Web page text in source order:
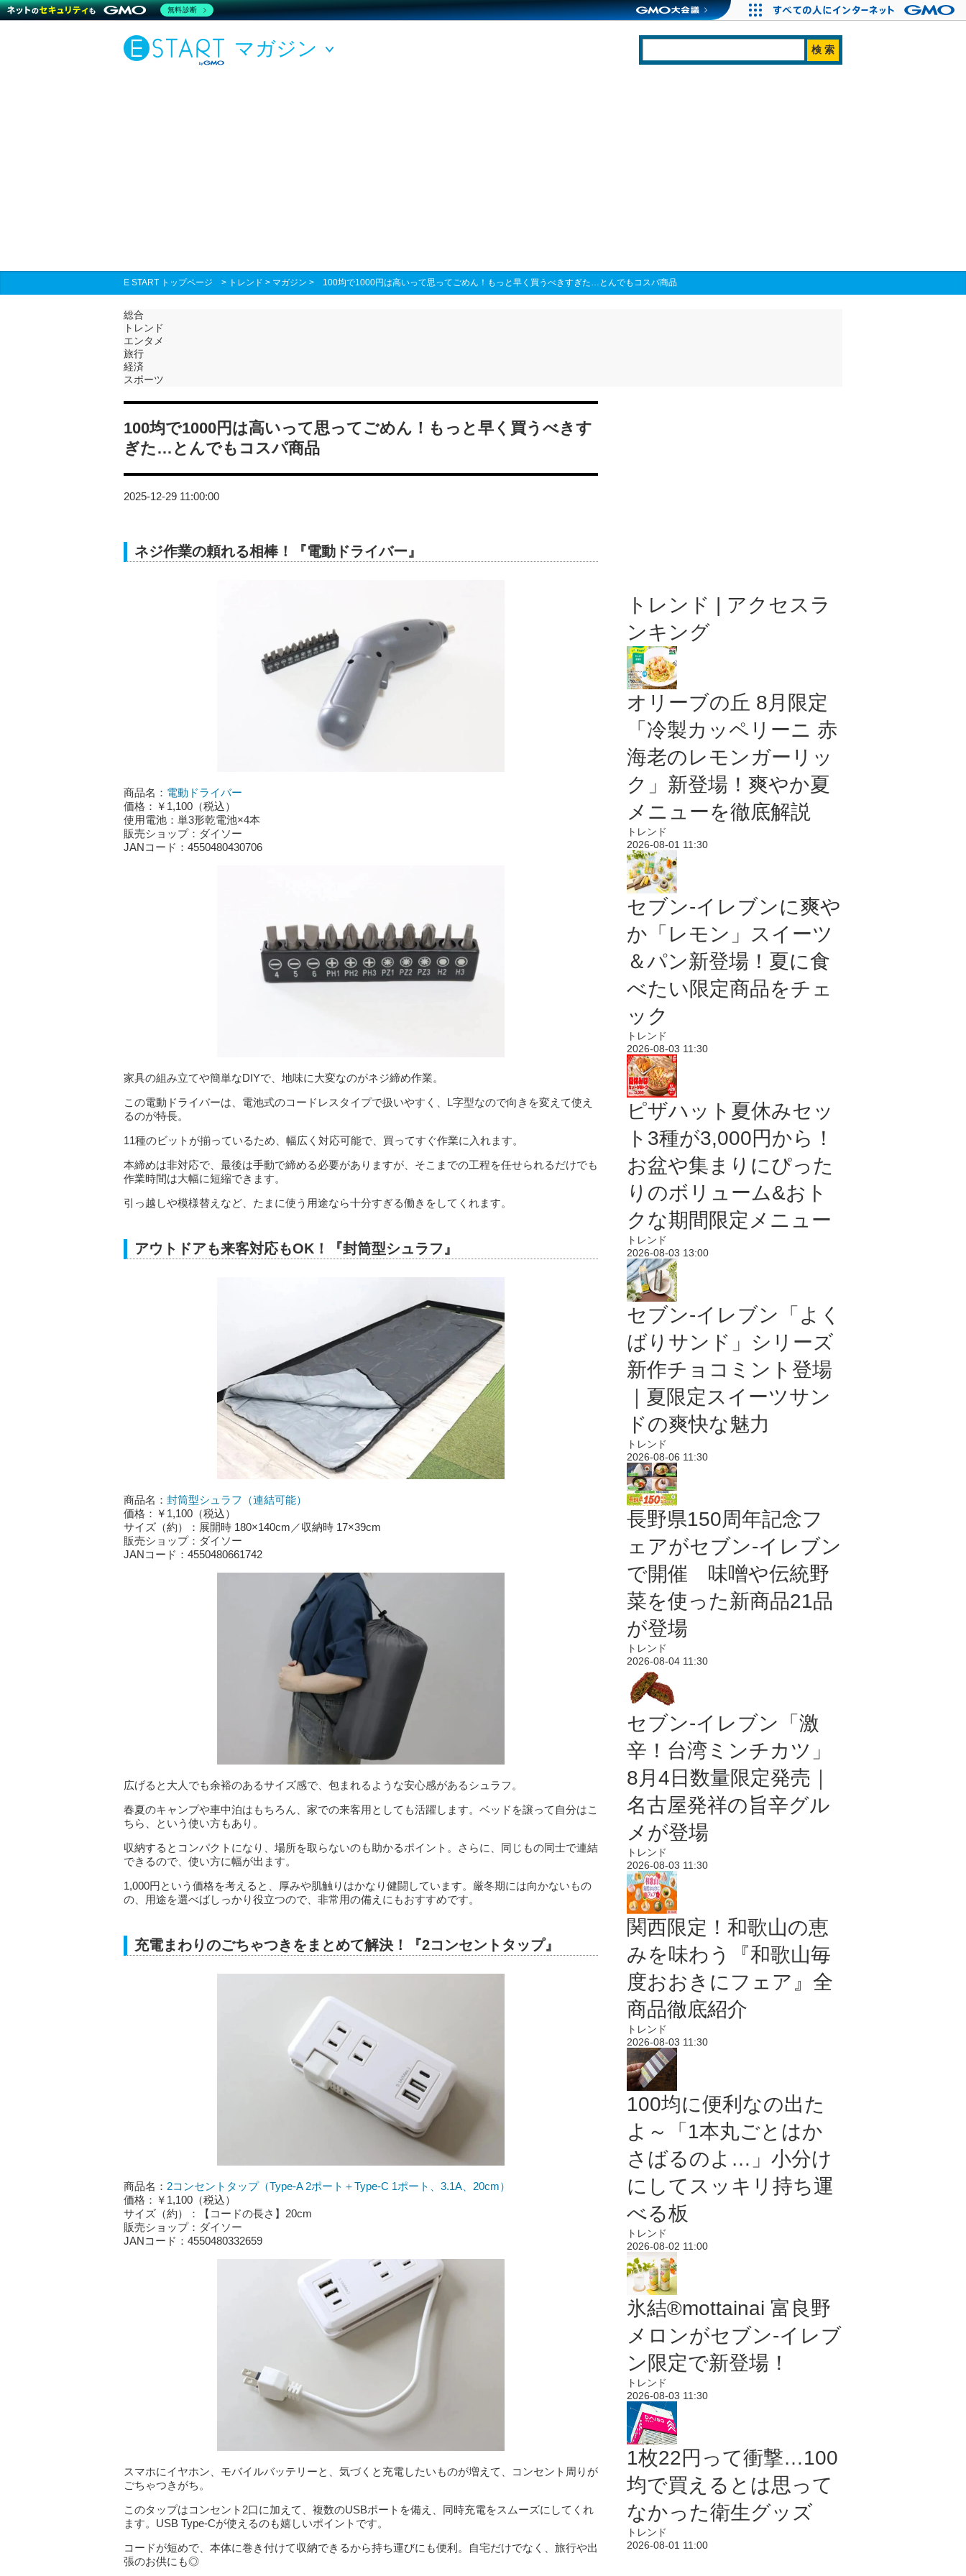
マガジン
E START トップページ > トレンド > マガジン > 100均で1000円は高いって思ってごめん！もっと早く買うべきすぎた…とんでもコスパ商品
総合
トレンド
エンタメ
旅行
経済
スポーツ
100均で1000円は高いって思ってごめん！もっと早く買うべきす
ぎた…とんでもコスパ商品
2025-12-29 11:00:00
ネジ作業の頼れる相棒！『電動ドライバー』
商品名： 電動ドライバー
価格：￥1,100（税込）
使用電池：単3形乾電池×4本
販売ショップ：ダイソー
JANコード：4550480430706
家具の組み立てや簡単なDIYで、地味に大変なのがネジ締め作業。
この電動ドライバーは、電池式のコードレスタイプで扱いやすく、L字型なので向きを変えて使え
るのが特長。
11種のビットが揃っているため、幅広く対応可能で、買ってすぐ作業に入れます。
本締めは非対応で、最後は手動で締める必要がありますが、そこまでの工程を任せられるだけでも
作業時間は大幅に短縮できます。
引っ越しや模様替えなど、たまに使う用途なら十分すぎる働きをしてくれます。
アウトドアも来客対応もOK！『封筒型シュラフ』
商品名： 封筒型シュラフ（連結可能）
価格：￥1,100（税込）
サイズ（約）：展開時 180×140cm／収納時 17×39cm
販売ショップ：ダイソー
JANコード：4550480661742
広げると大人でも余裕のあるサイズ感で、包まれるような安心感があるシュラフ。
春夏のキャンプや車中泊はもちろん、家での来客用としても活躍します。ベッドを譲って自分はこ
ちら、という使い方もあり。
収納するとコンパクトになり、場所を取らないのも助かるポイント。さらに、同じもの同士で連結
できるので、使い方に幅が出ます。
1,000円という価格を考えると、厚みや肌触りはかなり健闘しています。厳冬期には向かないもの
の、用途を選べばしっかり役立つので、非常用の備えにもおすすめです。
充電まわりのごちゃつきをまとめて解決！『2コンセントタップ』
商品名： 2コンセントタップ（Type-A 2ポート＋Type-C 1ポート、3.1A、20cm）
価格：￥1,100（税込）
サイズ（約）：【コードの長さ】20cm
販売ショップ：ダイソー
JANコード：4550480332659
スマホにイヤホン、モバイルバッテリーと、気づくと充電したいものが増えて、コンセント周りが
ごちゃつきがち。
このタップはコンセント2口に加えて、複数のUSBポートを備え、同時充電をスムーズにしてくれ
ます。USB Type-Cが使えるのも嬉しいポイントです。
コードが短めで、本体に巻き付けて収納できるから持ち運びにも便利。自宅だけでなく、旅行や出
張のお供にも◎
トレンド | アクセスラ
ンキング
オリーブの丘 8月限定
「冷製カッペリーニ 赤
海老のレモンガーリッ
ク」新登場！爽やか夏
メニューを徹底解説
トレンド
2026-08-01 11:30
セブン‐イレブンに爽や
か「レモン」スイーツ
＆パン新登場！夏に食
べたい限定商品をチェ
ック
トレンド
2026-08-03 11:30
ピザハット夏休みセッ
ト3種が3,000円から！
お盆や集まりにぴった
りのボリューム&おト
クな期間限定メニュー
トレンド
2026-08-03 13:00
セブン‐イレブン「よく
ばりサンド」シリーズ
新作チョコミント登場
｜夏限定スイーツサン
ドの爽快な魅力
トレンド
2026-08-06 11:30
長野県150周年記念フ
ェアがセブン-イレブン
で開催 味噌や伝統野
菜を使った新商品21品
が登場
トレンド
2026-08-04 11:30
セブン-イレブン「激
辛！台湾ミンチカツ」
8月4日数量限定発売｜
名古屋発祥の旨辛グル
メが登場
トレンド
2026-08-03 11:30
関西限定！和歌山の恵
みを味わう『和歌山毎
度おおきにフェア』全
商品徹底紹介
トレンド
2026-08-03 11:30
100均に便利なの出た
よ～「1本丸ごとはか
さばるのよ…」小分け
にしてスッキリ持ち運
べる板
トレンド
2026-08-02 11:00
氷結®mottainai 富良野
メロンがセブン‐イレブ
ン限定で新登場！
トレンド
2026-08-03 11:30
1枚22円って衝撃…100
均で買えるとは思って
なかった衛生グッズ
トレンド
2026-08-01 11:00
無料診断